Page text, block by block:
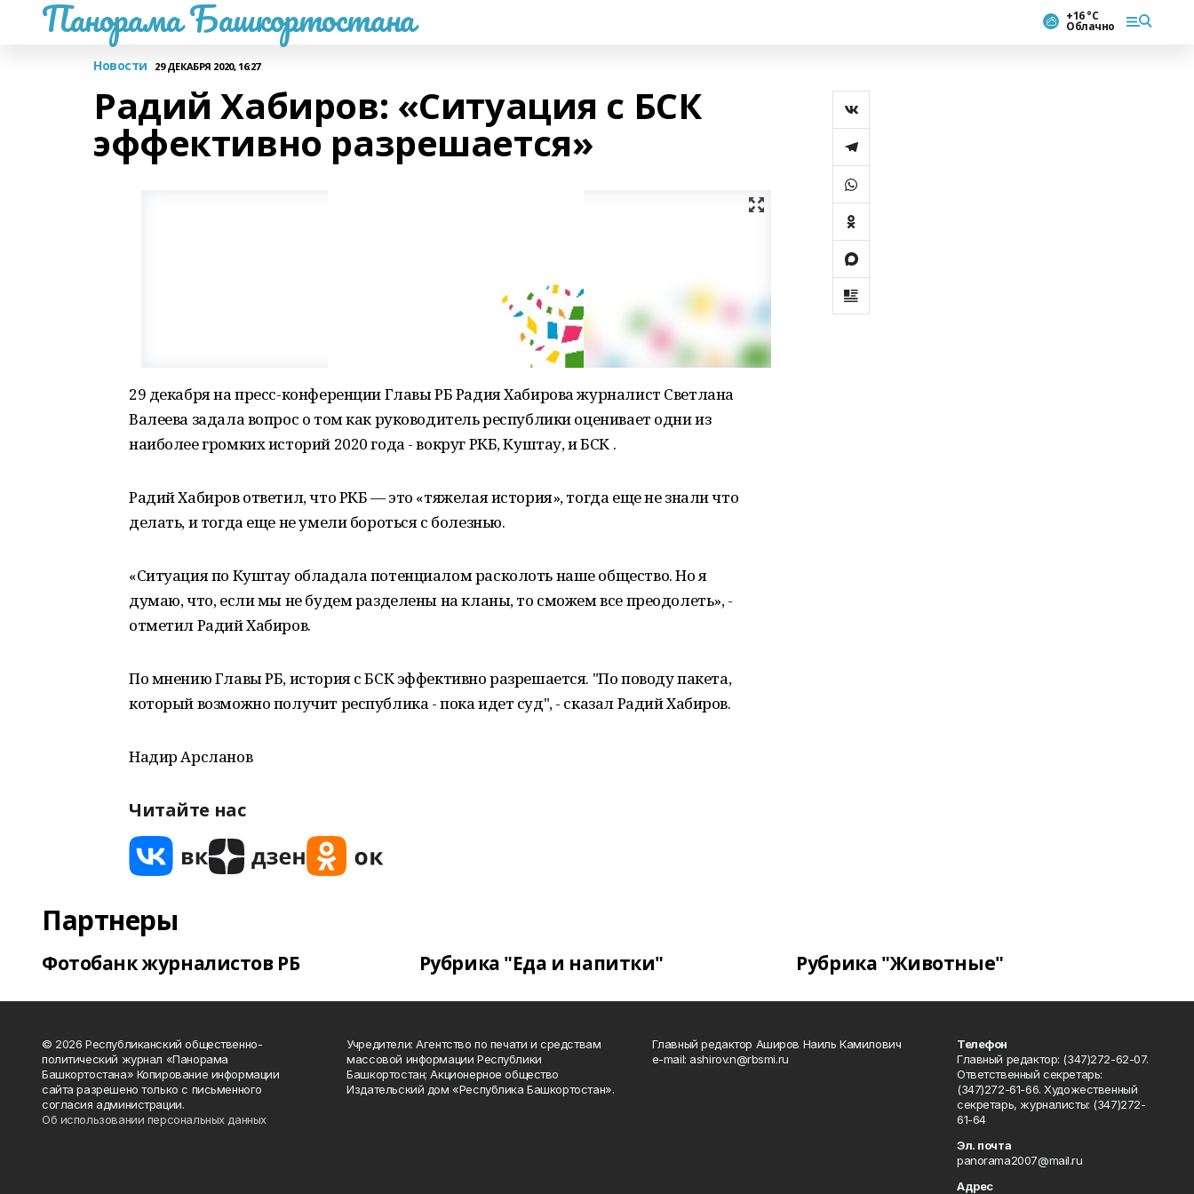
Панорама Башкортостана +16 °С
Облачно
Новости 29 ДЕКАБРЯ 2020, 16:27
Радий Хабиров: «Ситуация с БСК
эффективно разрешается»
29 декабря на пресс-конференции Главы РБ Радия Хабирова журналист Светлана
Валеева задала вопрос о том как руководитель республики оценивает одни из
наиболее громких историй 2020 года - вокруг РКБ, Куштау, и БСК .
Радий Хабиров ответил, что РКБ — это «тяжелая история», тогда еще не знали что
делать, и тогда еще не умели бороться с болезнью.
«Ситуация по Куштау обладала потенциалом расколоть наше общество. Но я
думаю, что, если мы не будем разделены на кланы, то сможем все преодолеть», -
отметил Радий Хабиров.
По мнению Главы РБ, история с БСК эффективно разрешается. "По поводу пакета,
который возможно получит республика - пока идет суд", - сказал Радий Хабиров.
Надир Арсланов
Читайте нас
Партнеры
Фотобанк журналистов РБ Рубрика "Еда и напитки" Рубрика "Животные"
© 2026 Республиканский общественно-
политический журнал «Панорама
Башкортостана» Копирование информации
сайта разрешено только с письменного
согласия администрации.
Об использовании персональных данных
Учредители: Агентство по печати и средствам
массовой информации Республики
Башкортостан; Акционерное общество
Издательский дом «Республика Башкортостан».
Главный редактор Аширов Наиль Камилович
e-mail: ashirov.n@rbsmi.ru
Телефон
Главный редактор: (347)272-62-07.
Ответственный секретарь:
(347)272-61-66. Художественный
секретарь, журналисты: (347)272-
61-64
Эл. почта
panorama2007@mail.ru
Адрес